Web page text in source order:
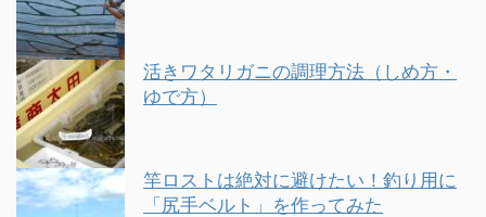
活きワタリガニの調理方法（しめ方・
ゆで方）
竿ロストは絶対に避けたい！釣り用に
「尻手ベルト」を作ってみた